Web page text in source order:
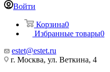
Войти
Корзина0
Избранные товары0
estet@estet.ru
г. Москва, ул. Веткина, 4